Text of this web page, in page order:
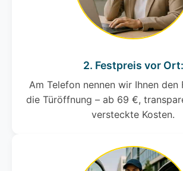
2. Festpreis vor Ort:
Am Telefon nennen wir Ihnen den
die Türöffnung – ab 69 €,
versteckte Kosten.